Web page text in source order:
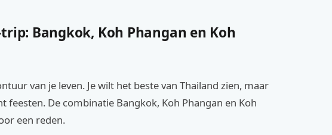
Bangkok, Koh Phangan en Koh
van je leven. Je wilt het beste van Thailand zien, maar
feesten. De combinatie Bangkok, Koh Phangan en Koh
een reden.